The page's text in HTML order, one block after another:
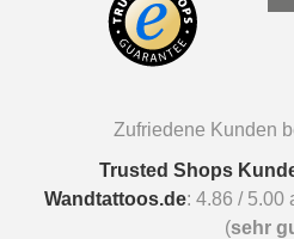
Zufriedene Kunden
Trusted Shops
Wandtattoos.de: 4.86 / 5.00
(sehr